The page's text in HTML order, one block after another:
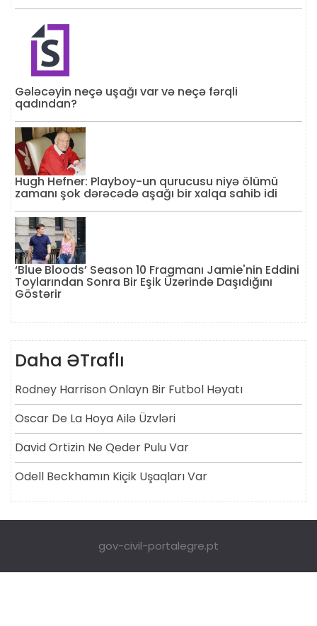
Gələcəyin neçə uşağı var və neçə fərqli
qadından?
Hugh Hefner: Playboy-un qurucusu niyə ölümü
zamanı şok dərəcədə aşağı bir xalqa sahib idi
‘Blue Bloods’ Season 10 Fragmanı Jamie'nin Eddini
Toylarından Sonra Bir Eşik Üzərində Daşıdığını
Göstərir
Daha ƏTraflı
Rodney Harrison Onlayn Bir Futbol Həyatı
Oscar De La Hoya Ailə Üzvləri
David Ortizin Ne Qeder Pulu Var
Odell Beckhamın Kiçik Uşaqları Var
gov-civil-portalegre.pt